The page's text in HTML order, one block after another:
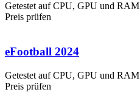
Getestet auf CPU, GPU und RAM
Preis prüfen
eFootball 2024
Getestet auf CPU, GPU und RAM
Preis prüfen